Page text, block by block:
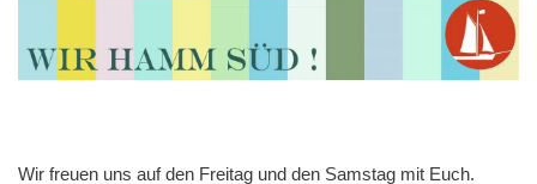
Wir freuen uns auf den Freitag und den Samstag mit Euch.